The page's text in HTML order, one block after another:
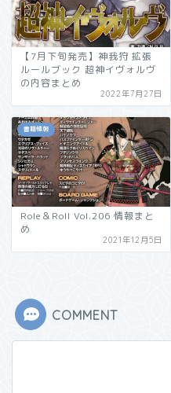
【7月下旬発売】神我狩 拡張
ルールブック 超神イヴォルヴ
の内容まとめ
2022年7月27日
書籍情報
Role＆Roll Vol.206 情報まと
め
2021年12月5日
COMMENT